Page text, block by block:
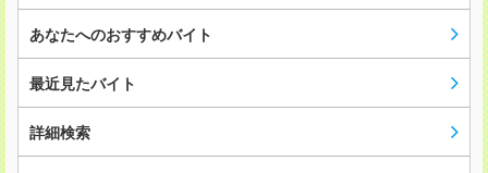
あなたへのおすすめバイト
最近見たバイト
詳細検索